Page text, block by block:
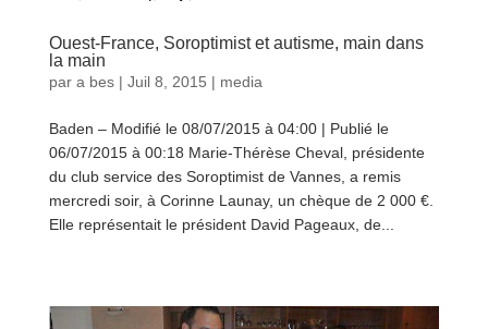
Ouest-France, Soroptimist et autisme, main dans
la main
par a bes| Juil 8, 2015 | media
Baden – Modifié le 08/07/2015 à 04:00 | Publié le
06/07/2015 à 00:18 Marie-Thérèse Cheval, présidente
du club service des Soroptimist de Vannes, a remis
mercredi soir, à Corinne Launay, un chèque de 2 000 €.
Elle représentait le président David Pageaux, de...